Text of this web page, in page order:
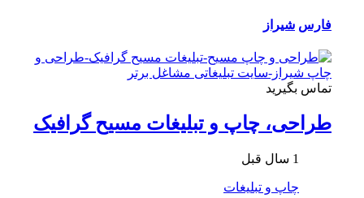
فارس شیراز
تماس بگیرید
طراحی، چاپ و تبلیغات مسیح گرافیک
1 سال قبل
چاپ و تبلیغات